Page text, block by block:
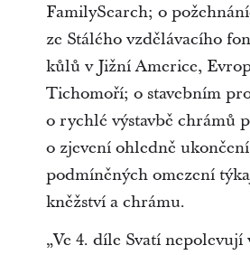
FamilySearch; o
ze Stálého vzdělávacího
kůlů v Jižní Americe,
Tichomoří; o stavebním
o rychlé výstavbě chrámů
o zjevení ohledně ukončení
podmíněných omezení
kněžství a chrámu.
„Ve 4. díle Svatí nepolevují